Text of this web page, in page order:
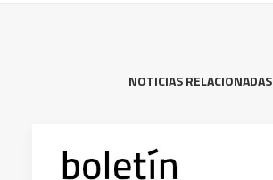
NOTICIAS RELACIONADAS